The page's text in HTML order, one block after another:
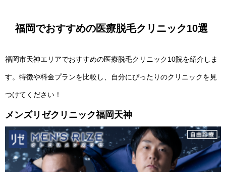
福岡でおすすめの医療脱毛クリニック10選
福岡市天神エリアでおすすめの医療脱毛クリニック10院を紹介しま
す。特徴や料金プランを比較し、自分にぴったりのクリニックを見
つけてください！
メンズリゼクリニック福岡天神